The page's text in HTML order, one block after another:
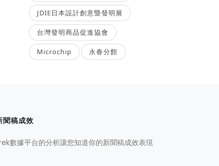
JDIE日本設計創意暨發明展
台灣發明商品促進協會
Microchip 永春分館
聞稿成效
數據平台的分析讓您知道你的新聞稿成效表現